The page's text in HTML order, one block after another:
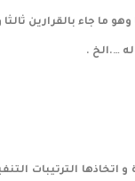
….الخ .
إن استلامها للقرارات بصفة